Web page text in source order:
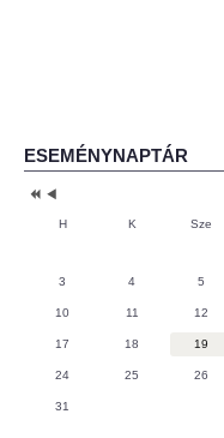
ESEMÉNYNAPTÁR
H K Sze
3 4 5
10 11 12
17 18 19
24 25 26
31